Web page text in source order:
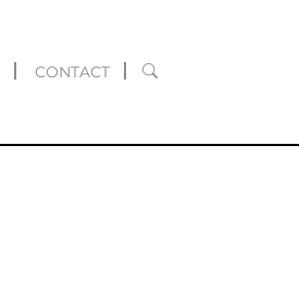
CONTACT